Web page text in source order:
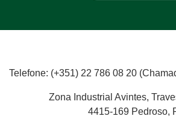
Telefone: (+351) 22 786 08 20
Zona Industrial Avintes,
4415-169 Pedroso,